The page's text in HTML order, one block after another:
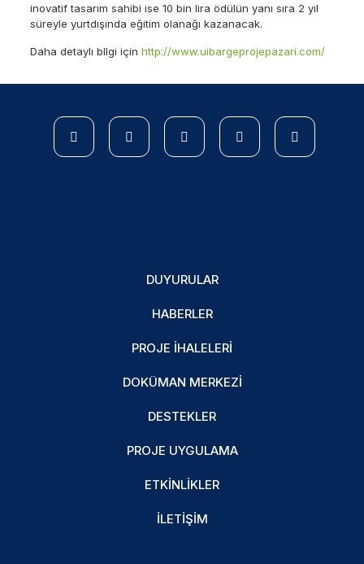
inovatif tasarım sahibi ise 10 bin lira ödülün yanı sıra 2 yıl
süreyle yurtdışında eğitim olanağı kazanacak.
Daha detaylı bllgi için http://www.uibargeprojepazari.com/
DUYURULAR
HABERLER
PROJE İHALELERI
DOKÜMAN MERKEZI
DESTEKLER
PROJE UYGULAMA
ETKINLIKLER
İLETIŞIM